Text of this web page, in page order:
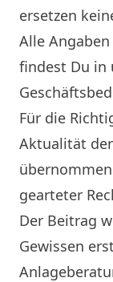
ersetzen
Alle
findest Du in
Für die
Aktualität
gearteter
Der Beitrag
Gewissen